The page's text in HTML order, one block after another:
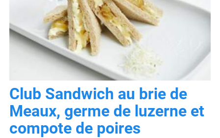
Club Sandwich au brie de
Meaux, germe de luzerne et
compote de poires